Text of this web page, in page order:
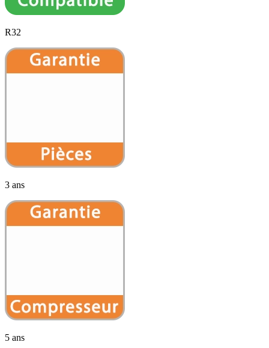
R32
3 ans
5 ans